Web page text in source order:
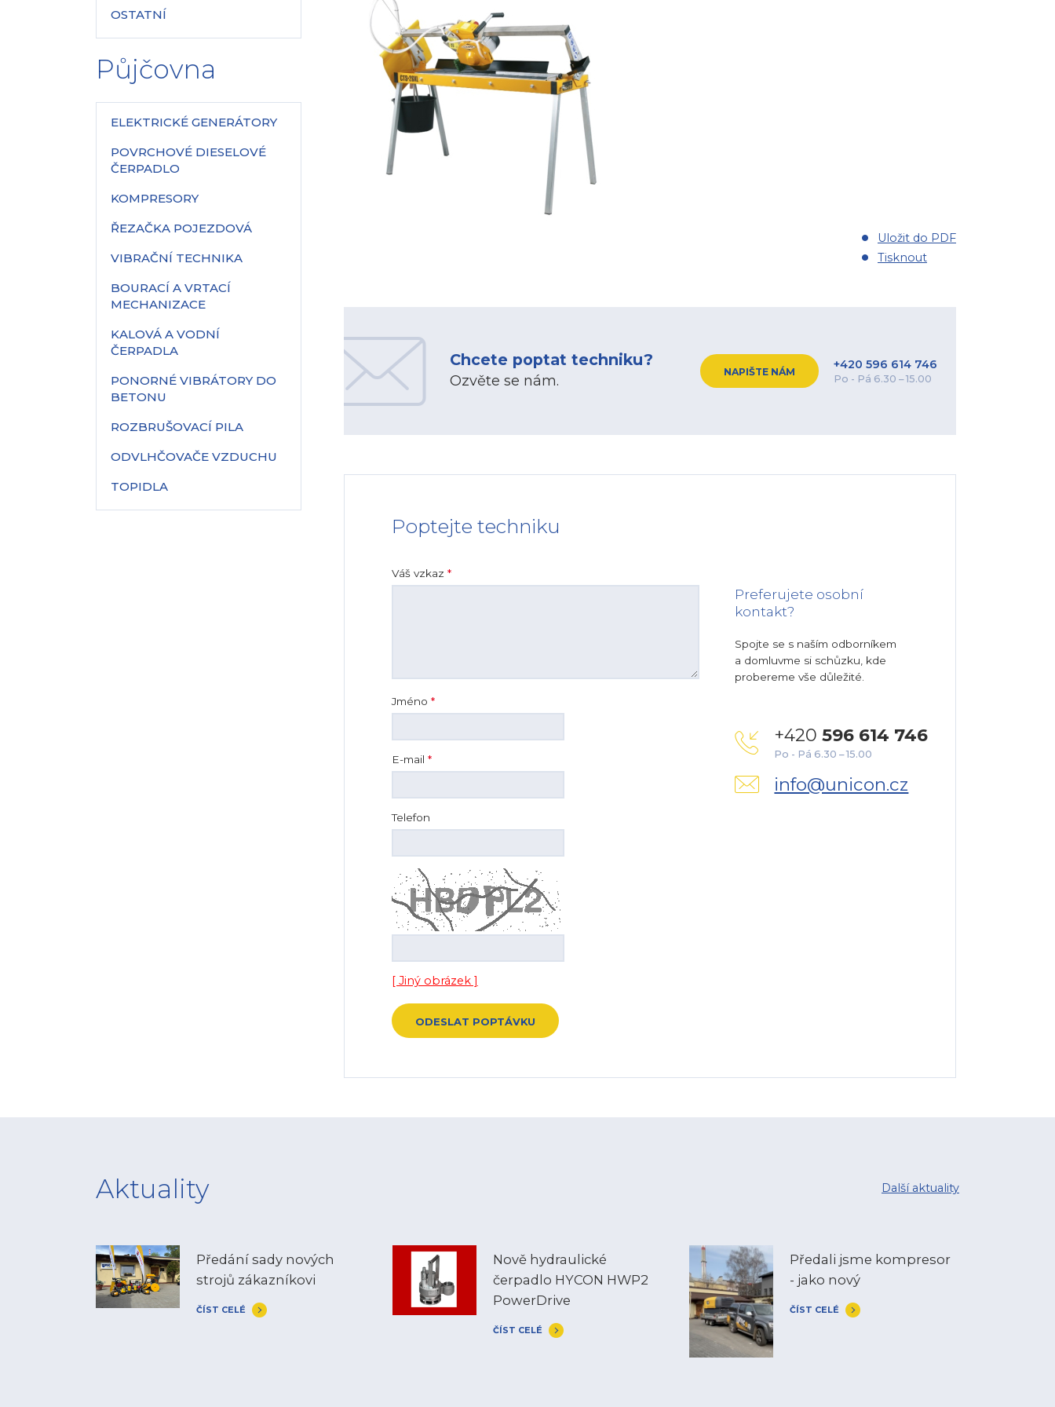
OSTATNÍ
Půjčovna
ELEKTRICKÉ GENERÁTORY
POVRCHOVÉ DIESELOVÉ
ČERPADLO
KOMPRESORY
ŘEZAČKA POJEZDOVÁ
VIBRAČNÍ TECHNIKA
BOURACÍ A VRTACÍ
MECHANIZACE
KALOVÁ A VODNÍ
ČERPADLA
PONORNÉ VIBRÁTORY DO
BETONU
ROZBRUŠOVACÍ PILA
ODVLHČOVAČE VZDUCHU
TOPIDLA
Uložit do PDF
Tisknout
Chcete poptat techniku?
Ozvěte se nám.
NAPIŠTE NÁM
+420 596 614 746
Po - Pá 6.30 – 15.00
Poptejte techniku
Váš vzkaz *
Jméno *
E-mail *
Telefon
[ Jiný obrázek ]
Preferujete osobní
kontakt?
Spojte se s naším odborníkem
a domluvme si schůzku, kde
probereme vše důležité.
+420596 614 746
Po - Pá 6.30 – 15.00
info@unicon.cz
Další aktuality
Aktuality
Předání sady nových
strojů zákazníkovi
ČÍST CELÉ
Nově hydraulické
čerpadlo HYCON HWP2
PowerDrive
ČÍST CELÉ
Předali jsme kompresor
- jako nový
ČÍST CELÉ